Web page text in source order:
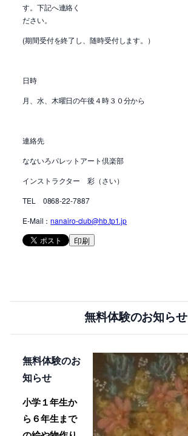
す。下記へ連絡く
ださい。
(期間受付を終了し、随時受付します。）
日時
月、水、木曜日の午後４時３０分から
連絡先
なないろパレットアート倶楽部
インストラクター 彩（さい）
TEL 0868-22-7887
E-Mail：nanairo-club@hb.tp1.jp
印刷
無料体験のお知らせ
無料体験のお
知らせ
小学１年生か
ら６年生まで